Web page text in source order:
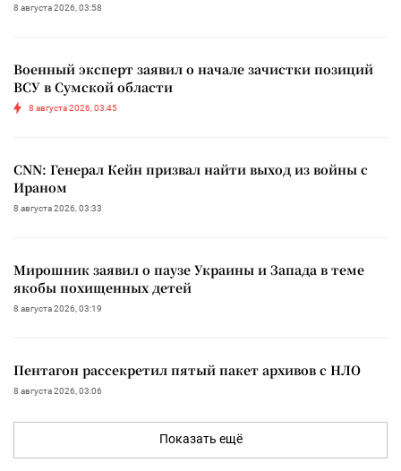
8 августа 2026, 03:58
Военный эксперт заявил о начале зачистки позиций
ВСУ в Сумской области
8 августа 2026, 03:45
CNN: Генерал Кейн призвал найти выход из войны с
Ираном
8 августа 2026, 03:33
Мирошник заявил о паузе Украины и Запада в теме
якобы похищенных детей
8 августа 2026, 03:19
Пентагон рассекретил пятый пакет архивов с НЛО
8 августа 2026, 03:06
Показать ещё